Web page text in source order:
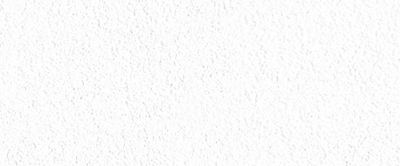
会社情報とサイトマップ
会社情報